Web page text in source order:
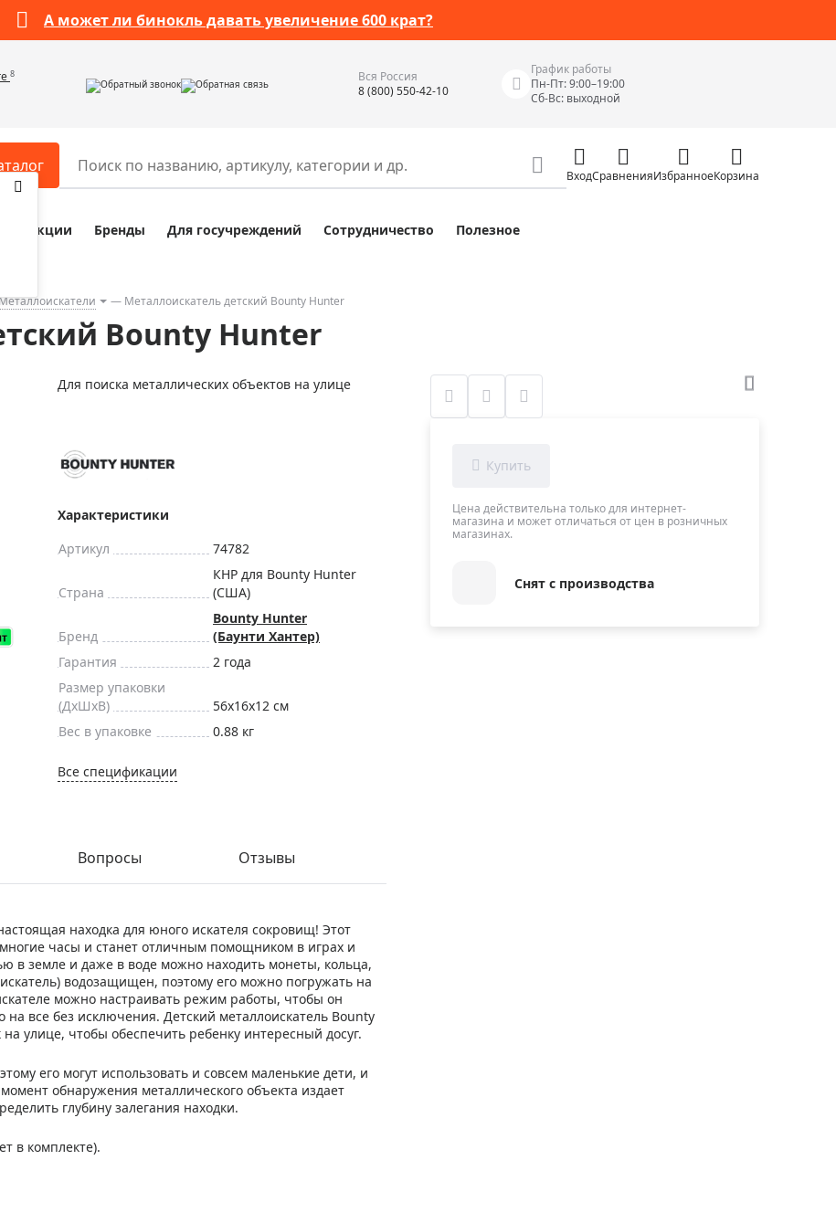
А может ли бинокль давать увеличение 600 крат?
8
Обратный звонок Обратная связь
Вся Россия
8 (800) 550-42-10
График работы
Пн-Пт: 9:00–19:00
Сб-Вс: выходной
для микроскопов
для зрительных труб
для биноклей
для луп
выставочных образцов
Разное
Компасы
Наборы исследователя Bresser Junior
Глобусы
Трихинеллоскопы
Карты, постеры, литература
Фонари
Элементы питания, карты памяти
Фотоловушки
Фотооборудование
Измерительные инструменты
Приборы неразрушающего контроля
Приборы теплового контроля
Детекторы проводки
Лазерные дальномеры
ВходСравненияИзбранноеКорзина
Акции Бренды Для госучреждений Сотрудничество Полезное
Металлоискатель детский Bounty Hunter
Bounty Hunter
Для поиска металлических объектов на улице
Характеристики
Артикул
74782
Страна
КНР для Bounty Hunter
(США)
Бренд
Bounty Hunter
(Баунти Хантер)
Гарантия
2 года
Размер упаковки
(ДxШxВ)
56x16x12 см
Вес в упаковке
0.88 кг
Все спецификации
Вопросы Отзывы
находка для юного искателя сокровищ! Этот
часы и станет отличным помощником в играх и
в земле и даже в воде можно находить монеты, кольца,
водозащищен, поэтому его можно погружать на
можно настраивать режим работы, чтобы он
все без исключения. Детский металлоискатель Bounty
улице, чтобы обеспечить ребенку интересный досуг.
его могут использовать и совсем маленькие дети, и
обнаружения металлического объекта издает
глубину залегания находки.
в комплекте).
Цена действительна только для интернет-
магазина и может отличаться от цен в розничных
магазинах.
Снят с производства